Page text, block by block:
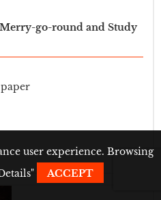
go-round and Study
user experience. Browsing
" ACCEPT